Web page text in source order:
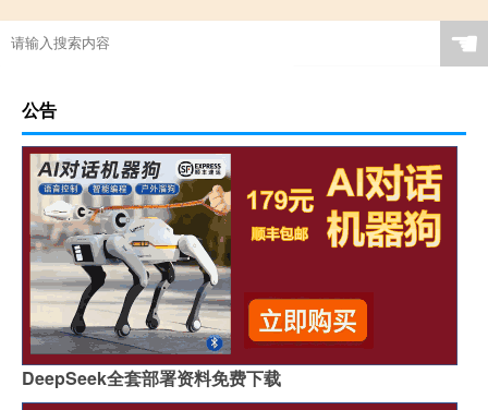
☚
公告
DeepSeek全套部署资料免费下载